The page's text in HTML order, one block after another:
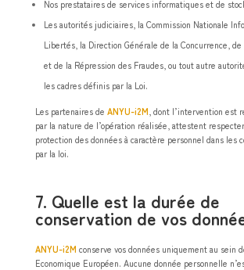
Nos prestataires de services informatiques et de
Les autorités judiciaires, la Commission Nationale
Libertés, la Direction Générale de la Concurrence, de
et de la Répression des Fraudes, ou tout autre
les cadres définis par la Loi.
Les partenaires deANYU-i2M , dont l’intervention est
par la nature de l’opération réalisée, attestent
protection des données à caractère personnel dans les
par la loi.
7. Quelle est la durée de
conservation de vos
ANYU-i2Mconserve vos données uniquement au sein
Economique Européen. Aucune donnée personnelle